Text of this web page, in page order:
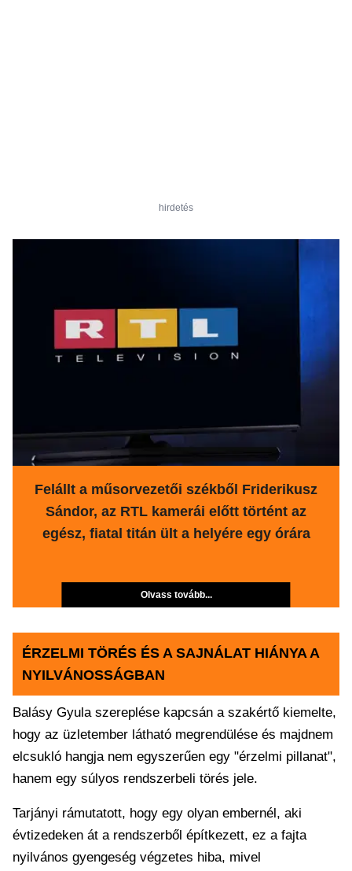
hirdetés
Felállt a műsorvezetői székből Friderikusz
Sándor, az RTL kamerái előtt történt az
egész, fiatal titán ült a helyére egy órára
Olvass tovább...
ÉRZELMI TÖRÉS ÉS A SAJNÁLAT HIÁNYA A
NYILVÁNOSSÁGBAN
Balásy Gyula szereplése kapcsán a szakértő kiemelte,
hogy az üzletember látható megrendülése és majdnem
elcsukló hangja nem egyszerűen egy "érzelmi pillanat",
hanem egy súlyos rendszerbeli törés jele.
Tarjányi rámutatott, hogy egy olyan embernél, aki
évtizedeken át a rendszerből építkezett, ez a fajta
nyilvános gyengeség végzetes hiba, mivel